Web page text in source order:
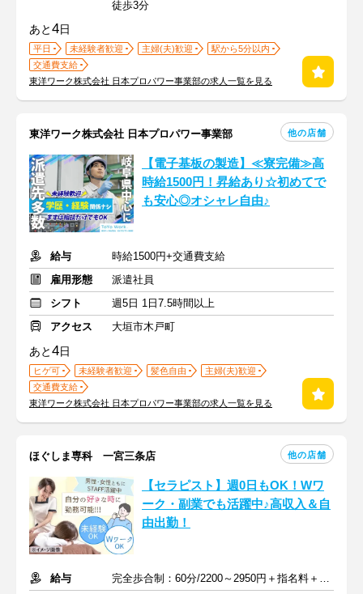
徒歩3分
あと4日
平日 未経験者歓迎 主婦(夫)歓迎
駅から5分以内
交通費支給
東洋ワーク株式会社 日本プロパワー事業部の求人一覧を見る
東洋ワーク株式会社 日本プロパワー事業部 他の店舗
【電子基板の製造】≪寮完備≫高
時給1500円！昇給あり☆初めてで
も安心◎オシャレ自由♪
給与
時給1500円+交通費支給
雇用形態
派遣社員
シフト
週5日 1日7.5時間以上
アクセス
大垣市木戸町
あと4日
ヒゲ可 未経験者歓迎 髪色自由
主婦(夫)歓迎
交通費支給
東洋ワーク株式会社 日本プロパワー事業部の求人一覧を見る
ほぐしま専科 一宮三条店 他の店舗
【セラピスト】週0日もOK！Wワ
ーク・副業でも活躍中♪高収入＆自
由出勤！
給与
完全歩合制：60分/2200～2950円＋指名料＋インセンティブ